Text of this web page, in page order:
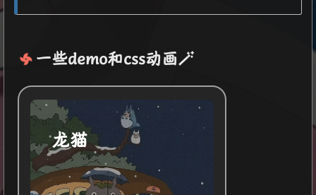
一些demo和css动画🪄
龙猫